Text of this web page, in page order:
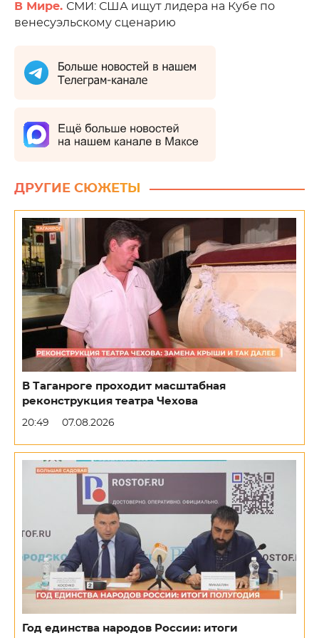
В Мире. СМИ: США ищут лидера на Кубе по
венесуэльскому сценарию
ДРУГИЕ СЮЖЕТЫ
В Таганроге проходит масштабная
реконструкция театра Чехова
20:49 07.08.2026
Год единства народов России: итоги